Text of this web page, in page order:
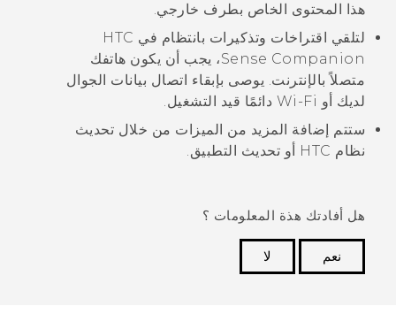
هذا المحتوى الخاص بطرف خارجي.
لتلقي اقتراخات وتذكيرات بانتظام في HTC
Sense Companion، يجب أن يكون هاتفك
متصلاً بالإنترنت. يوصى بإبقاء اتصال بيانات الجوال
لديك أو Wi‍-Fi دائمًا قيد التشغيل.
ستتم إضافة المزيد من الميزات من خلال تحديث
نظام HTC أو تحديث التطبيق.
هل أفادتك هذة المعلومات ؟
نعم
لا